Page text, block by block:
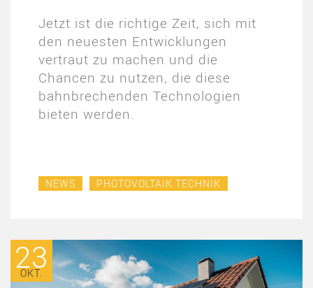
Jetzt ist die richtige Zeit, sich mit
den neuesten Entwicklungen
vertraut zu machen und die
Chancen zu nutzen, die diese
bahnbrechenden Technologien
bieten werden.
NEWS PHOTOVOLTAIK TECHNIK
23
OKT.